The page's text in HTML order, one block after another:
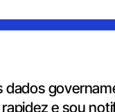
dados
e sou